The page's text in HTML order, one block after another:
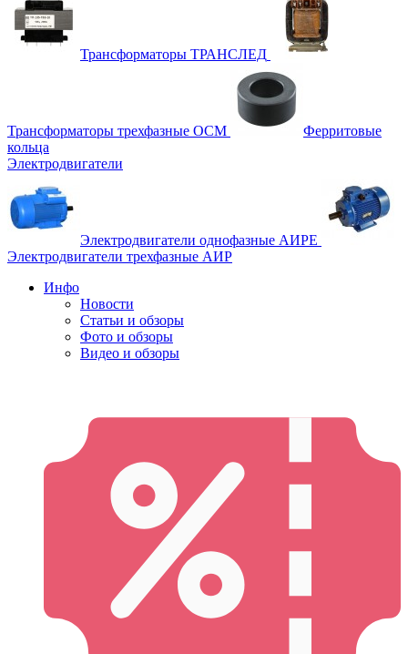
Трансформаторы ТРАНСЛЕД
Трансформаторы трехфазные ОСМ
Ферритовые
кольца
Электродвигатели
Электродвигатели однофазные АИРЕ
Электродвигатели трехфазные АИР
Инфо
Новости
Статьи и обзоры
Фото и обзоры
Видео и обзоры